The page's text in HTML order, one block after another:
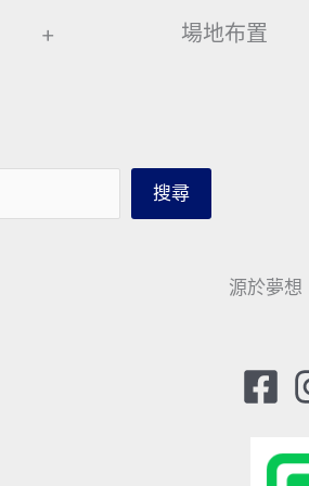
+ 場地布置
搜尋
源於夢想